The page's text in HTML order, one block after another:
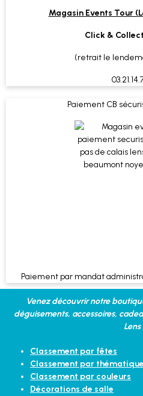
Magasin Events Tour
Click &
(retrait le
Paiement CB
Paiement par mandat
Venez découvrir notre
déguisements, accessoires,
Lens
Classement par fêtes
Classement par
Classement par couleurs
Décorations de salle